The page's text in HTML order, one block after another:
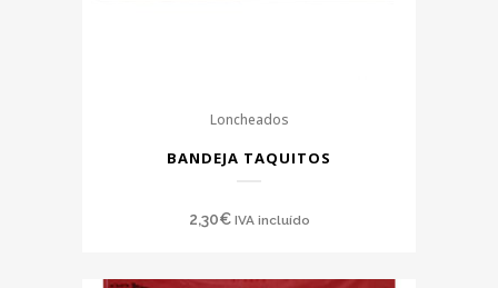
Loncheados
BANDEJA TAQUITOS
2,30€ IVA incluído